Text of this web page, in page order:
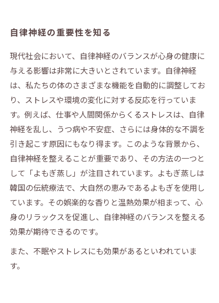
自律神経の重要性を知る
現代社会において、自律神経のバランスが心身の健康に
与える影響は非常に大きいとされています。自律神経
は、私たちの体のさまざまな機能を自動的に調整してお
り、ストレスや環境の変化に対する反応を行っていま
す。例えば、仕事や人間関係からくるストレスは、自律
神経を乱し、うつ病や不安症、さらには身体的な不調を
引き起こす原因にもなり得ます。このような背景から、
自律神経を整えることが重要であり、その方法の一つと
して「よもぎ蒸し」が注目されています。よもぎ蒸しは
韓国の伝統療法で、大自然の恵みであるよもぎを使用し
ています。その娯楽的な香りと温熱効果が相まって、心
身のリラックスを促進し、自律神経のバランスを整える
効果が期待できるのです。
また、不眠やストレスにも効果があるといわれていま
す。